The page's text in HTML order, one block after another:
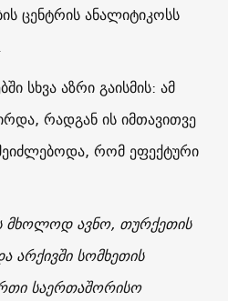
ცენტრის ანალიტიკოსს
სხვა აზრი გაისმის: ამ
რადგან ის იმთავითვე
რომ ეფექტური
მხოლოდ ავნო, თურქეთის
არქივში სომხეთის
საერთაშორისო